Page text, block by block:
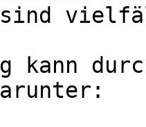
sind
kann